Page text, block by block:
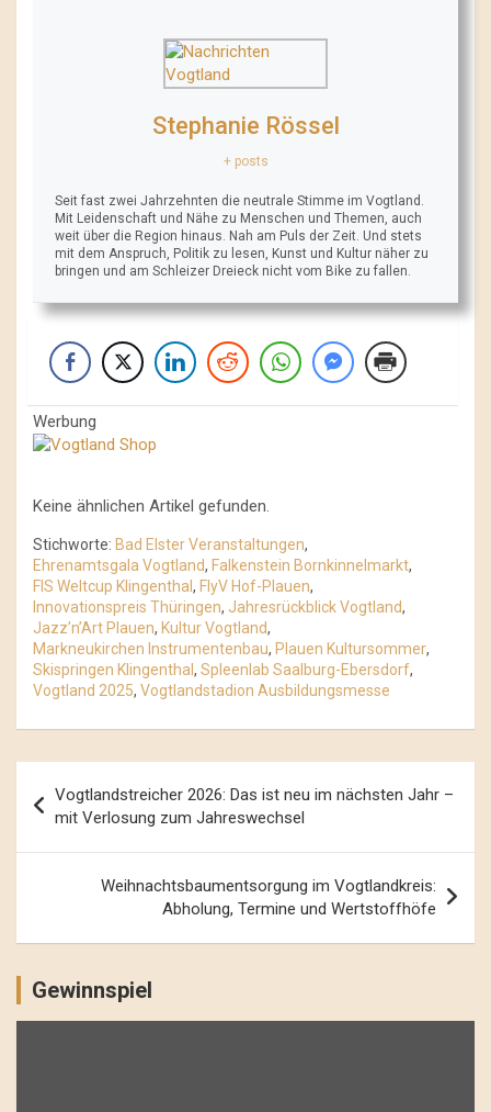
Stephanie Rössel
+ posts
Seit fast zwei Jahrzehnten die neutrale Stimme im Vogtland.
Mit Leidenschaft und Nähe zu Menschen und Themen, auch
weit über die Region hinaus. Nah am Puls der Zeit. Und stets
mit dem Anspruch, Politik zu lesen, Kunst und Kultur näher zu
bringen und am Schleizer Dreieck nicht vom Bike zu fallen.
Werbung
Keine ähnlichen Artikel gefunden.
Stichworte: Bad Elster Veranstaltungen,
Ehrenamtsgala Vogtland, Falkenstein Bornkinnelmarkt,
FIS Weltcup Klingenthal , FlyV Hof-Plauen,
Innovationspreis Thüringen, Jahresrückblick Vogtland,
Jazz’n’Art Plauen, Kultur Vogtland,
Markneukirchen Instrumentenbau, Plauen Kultursommer,
Skispringen Klingenthal , Spleenlab Saalburg-Ebersdorf,
Vogtland 2025, Vogtlandstadion Ausbildungsmesse
Navigation
Vogtlandstreicher 2026: Das ist neu im nächsten Jahr –
mit Verlosung zum Jahreswechsel
Weihnachtsbaumentsorgung im Vogtlandkreis:
Abholung, Termine und Wertstoffhöfe
Gewinnspiel